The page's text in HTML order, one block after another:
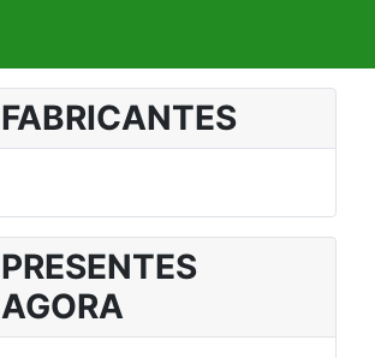
FABRICANTES
PRESENTES
AGORA